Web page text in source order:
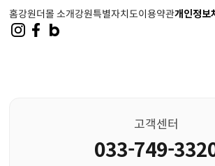
홈강원더몰 소개강원특별자치도이용약관개인정보
고객센터
033-749-